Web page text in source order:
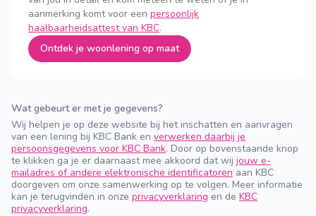
aanmerking komt voor een persoonlijk
haalbaarheidsattest van KBC.
Ontdek je woonlening op maat
Wat gebeurt er met je gegevens?
Wij helpen je op deze website bij het inschatten en aanvragen
van een lening bij KBC Bank en verwerken daarbij je
persoonsgegevens voor KBC Bank. Door op bovenstaande knop
te klikken ga je er daarnaast mee akkoord dat wij jouw e-
mailadres of andere elektronische identificatoren aan KBC
doorgeven om onze samenwerking op te volgen. Meer informatie
kan je terugvinden in onze privacyverklaring en de KBC
privacyverklaring.